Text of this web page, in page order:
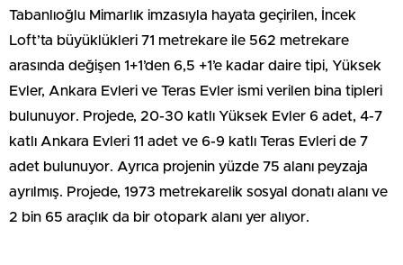
Tabanlıoğlu Mimarlık imzasıyla hayata geçirilen, İncek
Loft’ta büyüklükleri 71 metrekare ile 562 metrekare
arasında değişen 1+1’den 6,5 +1’e kadar daire tipi, Yüksek
Evler, Ankara Evleri ve Teras Evler ismi verilen bina tipleri
bulunuyor. Projede, 20-30 katlı Yüksek Evler 6 adet, 4-7
katlı Ankara Evleri 11 adet ve 6-9 katlı Teras Evleri de 7
adet bulunuyor. Ayrıca projenin yüzde 75 alanı peyzaja
ayrılmış. Projede, 1973 metrekarelik sosyal donatı alanı ve
2 bin 65 araçlık da bir otopark alanı yer alıyor.